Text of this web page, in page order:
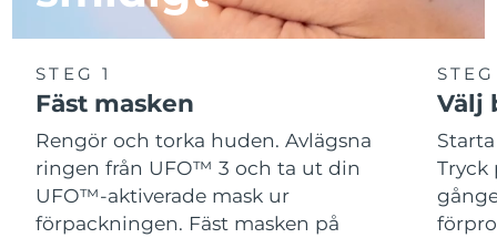
STEG 1
Fäst masken
Rengör och torka huden. Avlägsna
ringen från UFO™ 3 och ta ut din
UFO™-aktiverade mask ur
förpackningen. Fäst masken på
Välj
Tryck